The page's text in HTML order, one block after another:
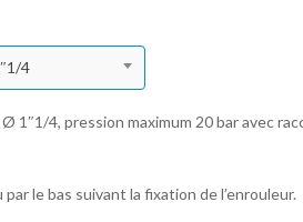
4
1″1/4, pression maximum 20 bar avec
le bas suivant la fixation de l’enrouleur.